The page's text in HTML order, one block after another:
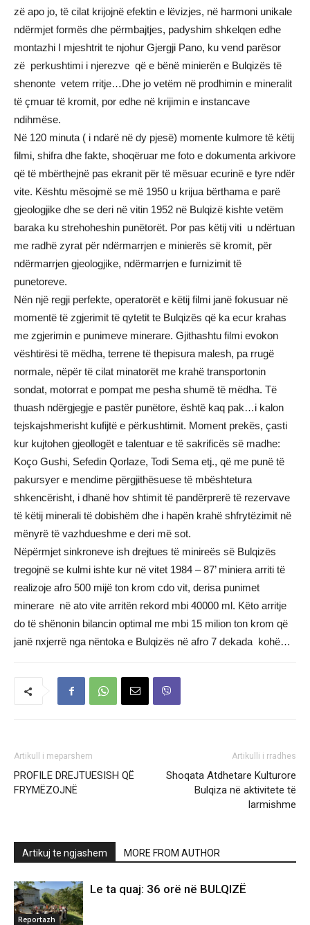
zë apo jo, të cilat krijojnë efektin e lëvizjes, në harmoni unikale
ndërmjet formës dhe përmbajtjes, padyshim shkelqen edhe
montazhi I mjeshtrit te njohur Gjergji Pano, ku vend parësor
zë perkushtimi i njerezve që e bënë minierën e Bulqizës të
shenonte vetem rritje…Dhe jo vetëm në prodhimin e mineralit
të çmuar të kromit, por edhe në krijimin e instancave
ndihmëse.
Në 120 minuta ( i ndarë në dy pjesë) momente kulmore të këtij
filmi, shifra dhe fakte, shoqëruar me foto e dokumenta arkivore
që të mbërthejnë pas ekranit për të mësuar ecurinë e tyre ndër
vite. Kështu mësojmë se më 1950 u krijua bërthama e parë
gjeologjike dhe se deri në vitin 1952 në Bulqizë kishte vetëm
baraka ku strehoheshin punëtorët. Por pas këtij viti u ndërtuan
me radhë zyrat për ndërmarrjen e minierës së kromit, për
ndërmarrjen gjeologjike, ndërmarrjen e furnizimit të
punetoreve.
Nën një regji perfekte, operatorët e këtij filmi janë fokusuar në
momentë të zgjerimit të qytetit te Bulqizës që ka ecur krahas
me zgjerimin e punimeve minerare. Gjithashtu filmi evokon
vështirësi të mëdha, terrene të thepisura malesh, pa rrugë
normale, nëpër të cilat minatorët me krahë transportonin
sondat, motorrat e pompat me pesha shumë të mëdha. Të
thuash ndërgjegje e pastër punëtore, është kaq pak…i kalon
tejskajshmerisht kufijtë e përkushtimit. Moment prekës, çasti
kur kujtohen gjeollogët e talentuar e të sakrificës së madhe:
Koço Gushi, Sefedin Qorlaze, Todi Sema etj., që me punë të
pakursyer e mendime përgjithësuese të mbështetura
shkencërisht, i dhanë hov shtimit të pandërprerë të rezervave
të këtij minerali të dobishëm dhe i hapën krahë shfrytëzimit në
mënyrë të vazhdueshme e deri më sot.
Nëpërmjet sinkroneve ish drejtues të minireës së Bulqizës
tregojnë se kulmi ishte kur në vitet 1984 – 87’ miniera arriti të
realizoje afro 500 mijë ton krom cdo vit, derisa punimet
minerare në ato vite arritën rekord mbi 40000 ml. Këto arritje
do të shënonin bilancin optimal me mbi 15 milion ton krom që
janë nxjerrë nga nëntoka e Bulqizës në afro 7 dekada kohë…
Artikull i meparshem
PROFILE DREJTUESISH QË
FRYMËZOJNË
Artikulli i rradhes
Shoqata Atdhetare Kulturore
Bulqiza në aktivitete të
larmishme
Artikuj te ngjashem MORE FROM AUTHOR
Reportazh
Le ta quaj: 36 orë në BULQIZË